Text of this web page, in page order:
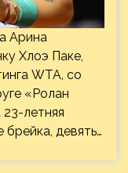
Арина
Хлоэ Паке,
WTA, со
«Ролан
летняя
девять…